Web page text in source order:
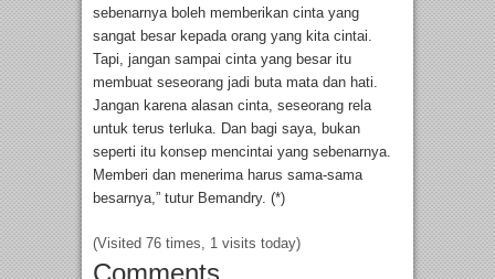
sebenarnya boleh memberikan cinta yang
sangat besar kepada orang yang kita cintai.
Tapi, jangan sampai cinta yang besar itu
membuat seseorang jadi buta mata dan hati.
Jangan karena alasan cinta, seseorang rela
untuk terus terluka. Dan bagi saya, bukan
seperti itu konsep mencintai yang sebenarnya.
Memberi dan menerima harus sama-sama
besarnya,” tutur Bemandry. (*)
(Visited 76 times, 1 visits today)